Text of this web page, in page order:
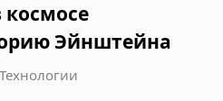
Эйнштейна